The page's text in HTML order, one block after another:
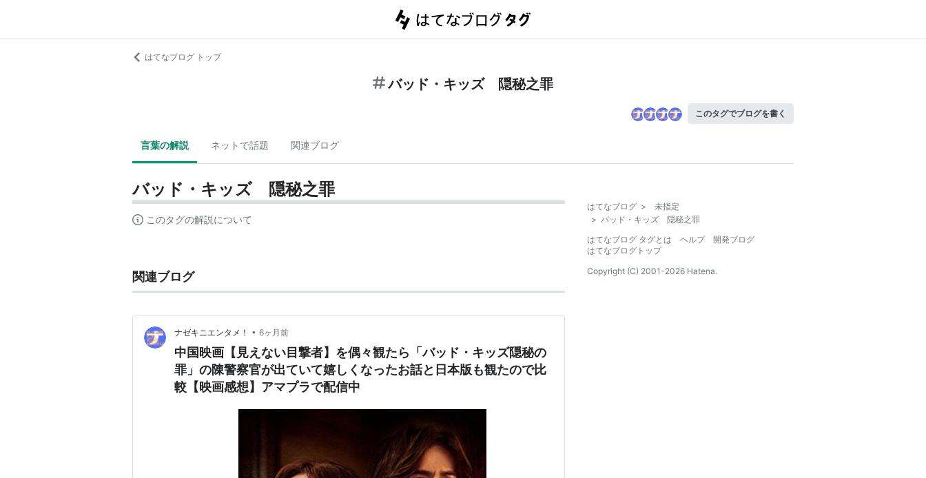
はてなブログ トップ
バッド・キッズ 隠秘之罪
このタグでブログを書く
言葉の解説 ネットで話題 関連ブログ
バッド・キッズ 隠秘之罪
このタグの解説について
関連ブログ
ナゼキニエンタメ！ • 6ヶ月前
中国映画【見えない目撃者】を偶々観たら「バッド・キッズ隠秘の
罪」の陳警察官が出ていて嬉しくなったお話と日本版も観たので比
較【映画感想】アマプラで配信中
はてなブログ >
未指定
> バッド・キッズ 隠秘之罪
はてなブログ タグとは
ヘルプ
開発ブログ
はてなブログトップ
Copyright (C) 2001-2026 Hatena.